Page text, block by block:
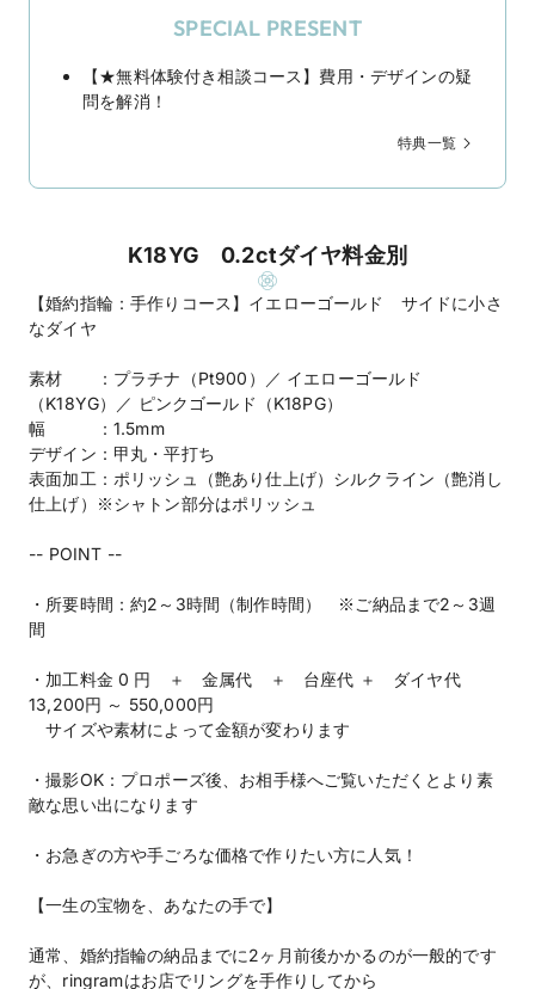
SPECIAL PRESENT
【★無料体験付き相談コース】費用・デザインの疑
問を解消！
特典一覧
K18YG 0.2ctダイヤ料金別
【婚約指輪：手作りコース】イエローゴールド サイドに小さ
なダイヤ
素材 ：プラチナ（Pt900）／ イエローゴールド
（K18YG）／ ピンクゴールド（K18PG）
幅 ：1.5mm
デザイン：甲丸・平打ち
表面加工：ポリッシュ（艶あり仕上げ）シルクライン（艶消し
仕上げ）※シャトン部分はポリッシュ
-- POINT --
・所要時間：約2～3時間（制作時間） ※ご納品まで2～3週
間
・加工料金 0 円 ＋ 金属代 ＋ 台座代 ＋ ダイヤ代
13,200円 ～ 550,000円
サイズや素材によって金額が変わります
・撮影OK：プロポーズ後、お相手様へご覧いただくとより素
敵な思い出になります
・お急ぎの方や手ごろな価格で作りたい方に人気！
【一生の宝物を、あなたの手で】
通常、婚約指輪の納品までに2ヶ月前後かかるのが一般的です
が、ringramはお店でリングを手作りしてから